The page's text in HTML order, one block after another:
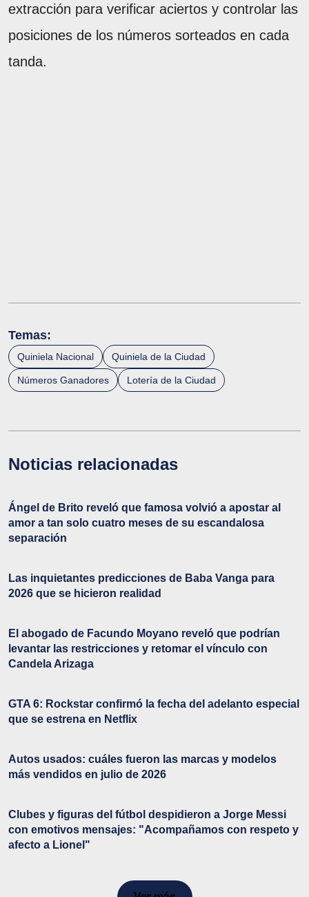
extracción para verificar aciertos y controlar las
posiciones de los números sorteados en cada
tanda.
Temas:
Quiniela Nacional Quiniela de la Ciudad
Números Ganadores Lotería de la Ciudad
Noticias relacionadas
Ángel de Brito reveló que famosa volvió a apostar al
amor a tan solo cuatro meses de su escandalosa
separación
Las inquietantes predicciones de Baba Vanga para
2026 que se hicieron realidad
El abogado de Facundo Moyano reveló que podrían
levantar las restricciones y retomar el vínculo con
Candela Arizaga
GTA 6: Rockstar confirmó la fecha del adelanto especial
que se estrena en Netflix
Autos usados: cuáles fueron las marcas y modelos
más vendidos en julio de 2026
Clubes y figuras del fútbol despidieron a Jorge Messi
con emotivos mensajes: "Acompañamos con respeto y
afecto a Lionel"